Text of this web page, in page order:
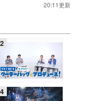
20:11更新